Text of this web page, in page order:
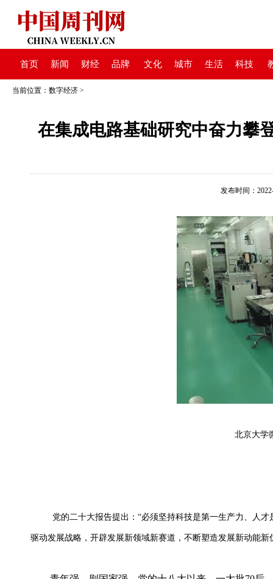
首页 新闻 财经 品牌 文化 城市 生活 科技
当前位置： 数字经济 >
在集成电路基础研究中奋力攀
发布时间：
北京大学
党的二十大报告提出：“必须坚持科技是第一生产力、人
驱动发展战略，开辟发展新领域新赛道，不断塑造发展新动能新